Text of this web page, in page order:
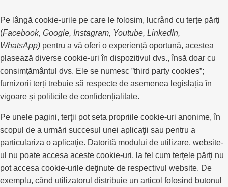
Pe lângă cookie-urile pe care le folosim, lucrând cu terțe părți
(Facebook, Google, Instagram, Youtube, LinkedIn,
WhatsApp) pentru a vă oferi o experiență oportună, acestea
plasează diverse cookie-uri în dispozitivul dvs., însă doar cu
consimțământul dvs. Ele se numesc ”third party cookies”;
furnizorii terți trebuie să respecte de asemenea legislația în
vigoare și politicile de confidențialitate.
Pe unele pagini, terţii pot seta propriile cookie-uri anonime, în
scopul de a urmări succesul unei aplicaţii sau pentru a
particulariza o aplicaţie. Datorită modului de utilizare, website-
ul nu poate accesa aceste cookie-uri, la fel cum terţele părţi nu
pot accesa cookie-urile deţinute de respectivul website. De
exemplu, când utilizatorul distribuie un articol folosind butonul